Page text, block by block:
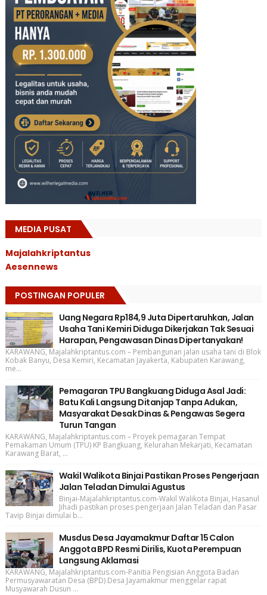
MEDIA PUSAT
Majalahkriptantus
Aesennews
POSTINGAN POPULER
Uang Negara Rp184,9 Juta Dipertaruhkan, Jalan
Usaha Tani Kemiri Diduga Dikerjakan Tak Sesuai
Harapan, Pengawasan Dinas Dipertanyakan!
KARAWANG, Majalahkriptantus.com – Pembangunan jalan usaha tani di Blok
Kobak Banyu, Desa Kemiri, Kecamatan Jayakerta, Kabupaten Karawang,
me...
Pemagaran TPU Bangkuang Diduga Asal Jadi:
Batu Kali Langsung Ditanjap Tanpa Adukan,
Masyarakat Desak Dinas & Pengawas Segera
Turun Tangan
KARAWANG, Majalahkriptantus.com – Proyek pemagaran Tempat
Pemakaman Umum (TPU) KP Bangkuang, Kelurahan Mekarjati, Kecamatan
Karawang Barat, ...
Wakil Walikota Binjai Pastikan Proses Pengerjaan
Jalan Teladan Dimulai Agustus
Binjai-Majalahkriptantus.com-Wakil Walikota Binjai, Hasanul
Jihadi pastikan proses pengerjaan Jalan Teladan dan Pasar
Tavip Binjai dimulai b...
Musdus Desa Jayamakmur Daftar 15 Calon
Anggota BPD Resmi Dirilis, Kuota Perempuan
Langsung Aklamasi
KARAWANG, Majalahkriptantus.com-Panitia Pengisian Anggota Badan
Permusyawaratan Desa (BPD) Desa Jayamakmur menggelar rapat
Musyawarah Dusun ...